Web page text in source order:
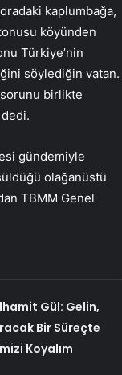
kaplumbağa,
köyünden
Türkiye’nin
söylediğin vatan.
birlikte
gündemiyle
olağanüstü
TBMM Genel
Gül: Gelin,
Bir Süreçte
Koyalım